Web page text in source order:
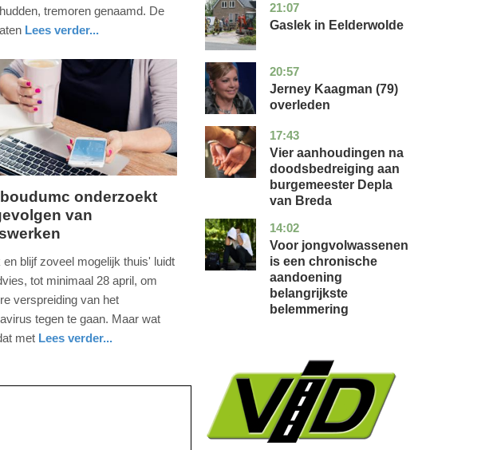
tremoren genaamd. De
Lees verder...
onderzoekt
van
en blijf zoveel mogelijk thuis' luidt
tot minimaal 28 april, om
verspreiding van het
tegen te gaan. Maar wat
met Lees verder...
21:07
drenthe
nieuws
Gaslek in Eelderwolde
20:57
noord-
glossy
Jerney Kaagman (79)
overleden
17:43
noord-
brabant
nieuws
Vier aanhoudingen na
doodsbedreiging aan
burgemeester Depla
van Breda
14:02
utrecht
gezondheid
Voor jongvolwassenen
is een chronische
aandoening
belangrijkste
belemmering